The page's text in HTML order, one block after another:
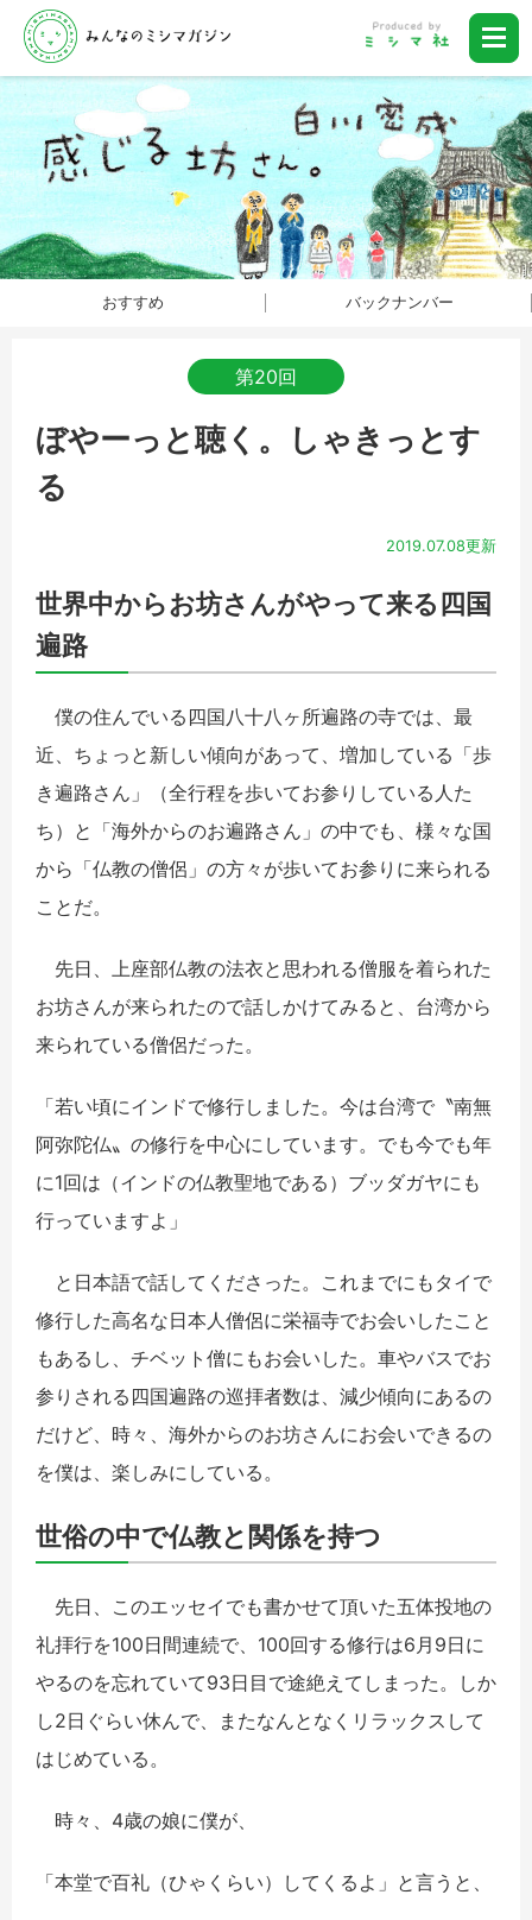
おすすめ バックナンバー
第20回
ぼやーっと聴く。しゃきっとす
る
2019.07.08更新
世界中からお坊さんがやって来る四国
遍路
僕の住んでいる四国八十八ヶ所遍路の寺では、最
近、ちょっと新しい傾向があって、増加している「歩
き遍路さん」（全行程を歩いてお参りしている人た
ち）と「海外からのお遍路さん」の中でも、様々な国
から「仏教の僧侶」の方々が歩いてお参りに来られる
ことだ。
先日、上座部仏教の法衣と思われる僧服を着られた
お坊さんが来られたので話しかけてみると、台湾から
来られている僧侶だった。
「若い頃にインドで修行しました。今は台湾で〝南無
阿弥陀仏〟の修行を中心にしています。でも今でも年
に1回は（インドの仏教聖地である）ブッダガヤにも
行っていますよ」
と日本語で話してくださった。これまでにもタイで
修行した高名な日本人僧侶に栄福寺でお会いしたこと
もあるし、チベット僧にもお会いした。車やバスでお
参りされる四国遍路の巡拝者数は、減少傾向にあるの
だけど、時々、海外からのお坊さんにお会いできるの
を僕は、楽しみにしている。
世俗の中で仏教と関係を持つ
先日、このエッセイでも書かせて頂いた五体投地の
礼拝行を100日間連続で、100回する修行は6月9日に
やるのを忘れていて93日目で途絶えてしまった。しか
し2日ぐらい休んで、またなんとなくリラックスして
はじめている。
時々、4歳の娘に僕が、
「本堂で百礼（ひゃくらい）してくるよ」と言うと、